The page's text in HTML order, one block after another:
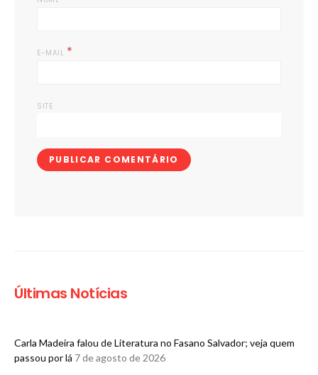
E-MAIL *
SITE
Últimas Notícias
Carla Madeira falou de Literatura no Fasano Salvador; veja quem
passou por lá 7 de agosto de 2026